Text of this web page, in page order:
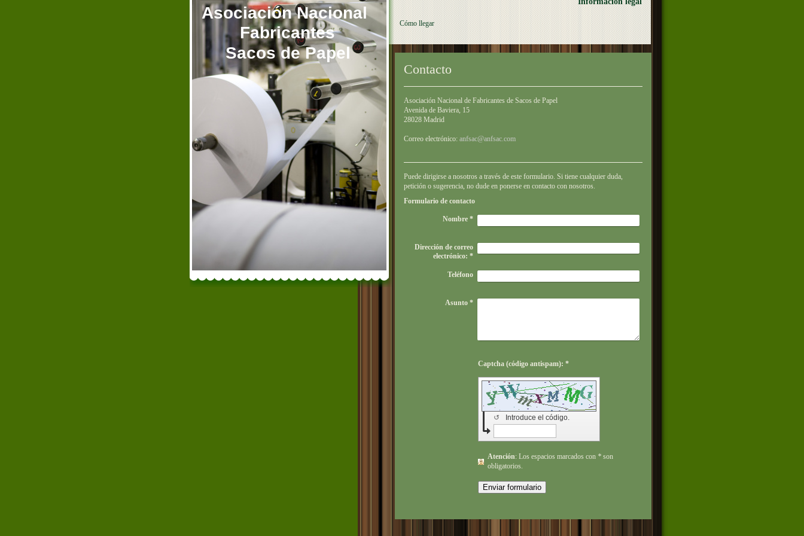
Asociación Nacional
Fabricantes
Sacos de Papel
Cómo llegar
Contacto
Asociación Nacional de Fabricantes de Sacos de Papel
Avenida de Baviera, 15
28028 Madrid
Correo electrónico: anfsac@anfsac.com
Puede dirigirse a nosotros a través de este formulario. Si tiene cualquier duda,
petición o sugerencia, no dude en ponerse en contacto con nosotros.
Formulario de contacto
Nombre*
Dirección de correo
electrónico: *
Teléfono
Asunto*
Captcha (código antispam): *
Introduce el código.
↺
Atención : Los espacios marcados con *son
obligatorios.